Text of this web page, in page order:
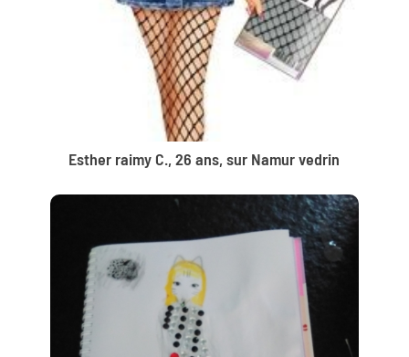
Esther raimy C., 26 ans, sur Namur vedrin